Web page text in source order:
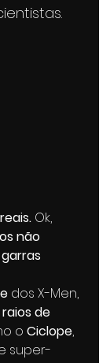
Ok,
não
dos X-Men,
raios de
o Ciclope,
super-